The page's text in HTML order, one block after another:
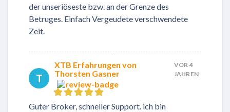
der unseriöseste bzw. an der Grenze des
Betruges. Einfach Vergeudete verschwendete
Zeit.
T
XTB Erfahrungen von
Thorsten Gasner
VOR 4
JAHREN
Guter Broker, schneller Support. ich bin